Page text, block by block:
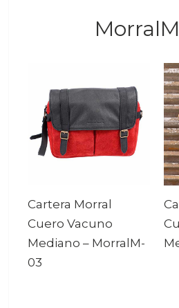
Cartera Morral
Cuero Vacuno
Mediano – MorralM-
03